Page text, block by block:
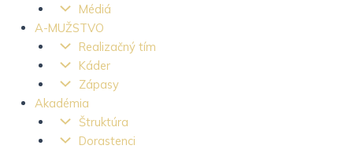
Médiá
A-MUŽSTVO
Realizačný tím
Káder
Zápasy
Akadémia
Štruktúra
Dorastenci